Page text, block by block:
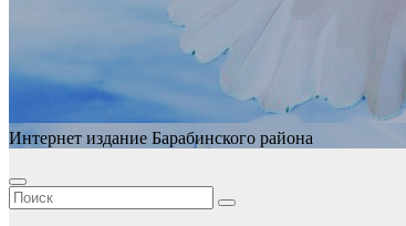
Интернет издание Барабинского района